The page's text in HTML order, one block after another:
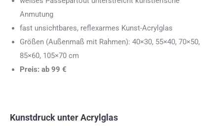
Anmutung
fast unsichtbares, reflexarmes Kunst-Acrylglas
Größen (Außenmaß mit Rahmen): 40×30, 55×40, 70×50,
85×60, 105×70 cm
Preis: ab 99 €
Kunstdruck unter Acrylglas